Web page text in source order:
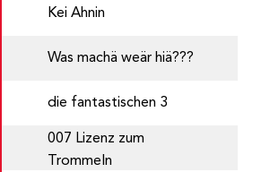
Kei Ahnin
Was machä weär hiä???
die fantastischen 3
007 Lizenz zum
Trommeln